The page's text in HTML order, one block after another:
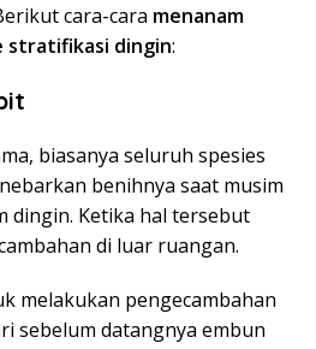
cara-cara menanam
stratifikasi dingin:
biasanya seluruh spesies
benihnya saat musim
dingin. Ketika hal tersebut
di luar ruangan.
melakukan pengecambahan
sebelum datangnya embun